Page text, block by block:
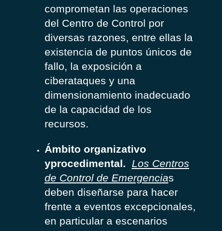
comprometan las operaciones
del Centro de Control por
diversas razones, entre ellas la
existencia de puntos únicos de
fallo, la exposición a
ciberataques y una
dimensionamiento inadecuado
de la capacidad de los
recursos.
Ámbito organizativo
yprocedimental.
Los Centros
de Control de Emergencias
deben diseñarse para hacer
frente a eventos excepcionales,
en particular a escenarios